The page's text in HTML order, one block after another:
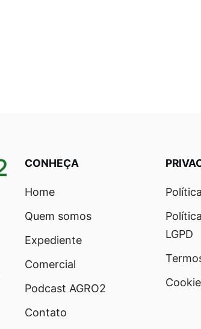
CONHEÇA
Home
Quem somos
Expediente
Comercial
Podcast AGRO2
Contato
LGPD